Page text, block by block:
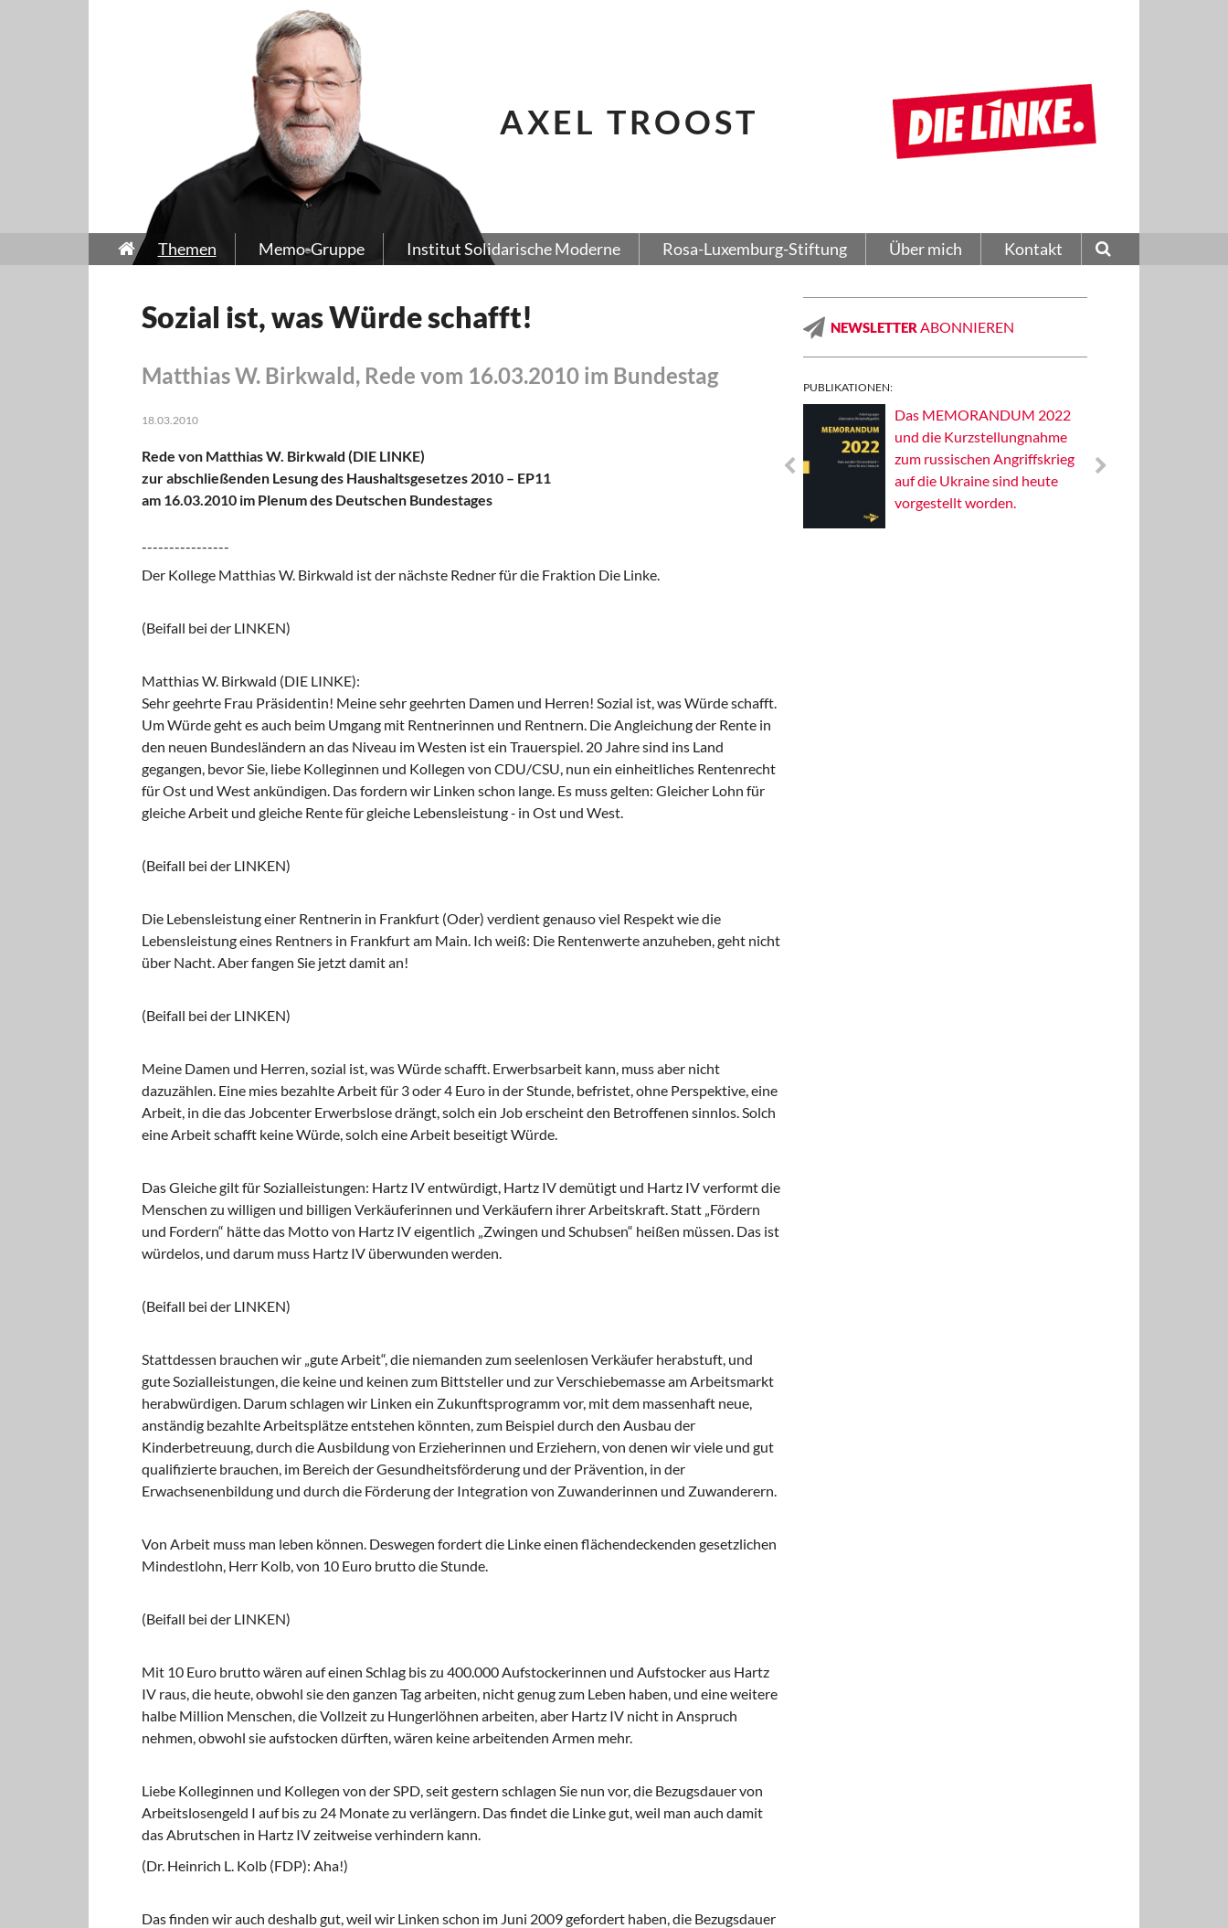
AXEL TROOST
Themen Memo-Gruppe Institut Solidarische Moderne Rosa-Luxemburg-Stiftung Über mich Kontakt
Sozial ist, was Würde schafft!
Matthias W. Birkwald, Rede vom 16.03.2010 im Bundestag
18.03.2010
Rede von Matthias W. Birkwald (DIE LINKE)
zur abschließenden Lesung des Haushaltsgesetzes 2010 – EP11
am 16.03.2010 im Plenum des Deutschen Bundestages
----------------
Der Kollege Matthias W. Birkwald ist der nächste Redner für die Fraktion Die Linke.
(Beifall bei der LINKEN)
Matthias W. Birkwald (DIE LINKE):
Sehr geehrte Frau Präsidentin! Meine sehr geehrten Damen und Herren! Sozial ist, was Würde schafft.
Um Würde geht es auch beim Umgang mit Rentnerinnen und Rentnern. Die Angleichung der Rente in
den neuen Bundesländern an das Niveau im Westen ist ein Trauerspiel. 20 Jahre sind ins Land
gegangen, bevor Sie, liebe Kolleginnen und Kollegen von CDU/CSU, nun ein einheitliches Rentenrecht
für Ost und West ankündigen. Das fordern wir Linken schon lange. Es muss gelten: Gleicher Lohn für
gleiche Arbeit und gleiche Rente für gleiche Lebensleistung ‑ in Ost und West.
(Beifall bei der LINKEN)
Die Lebensleistung einer Rentnerin in Frankfurt (Oder) verdient genauso viel Respekt wie die
Lebensleistung eines Rentners in Frankfurt am Main. Ich weiß: Die Rentenwerte anzuheben, geht nicht
über Nacht. Aber fangen Sie jetzt damit an!
(Beifall bei der LINKEN)
Meine Damen und Herren, sozial ist, was Würde schafft. Erwerbsarbeit kann, muss aber nicht
dazuzählen. Eine mies bezahlte Arbeit für 3 oder 4 Euro in der Stunde, befristet, ohne Perspektive, eine
Arbeit, in die das Jobcenter Erwerbslose drängt, solch ein Job erscheint den Betroffenen sinnlos. Solch
eine Arbeit schafft keine Würde, solch eine Arbeit beseitigt Würde.
Das Gleiche gilt für Sozialleistungen: Hartz IV entwürdigt, Hartz IV demütigt und Hartz IV verformt die
Menschen zu willigen und billigen Verkäuferinnen und Verkäufern ihrer Arbeitskraft. Statt „Fördern
und Fordern“ hätte das Motto von Hartz IV eigentlich „Zwingen und Schubsen“ heißen müssen. Das ist
würdelos, und darum muss Hartz IV überwunden werden.
(Beifall bei der LINKEN)
Stattdessen brauchen wir „gute Arbeit“, die niemanden zum seelenlosen Verkäufer herabstuft, und
gute Sozialleistungen, die keine und keinen zum Bittsteller und zur Verschiebemasse am Arbeitsmarkt
herabwürdigen. Darum schlagen wir Linken ein Zukunftsprogramm vor, mit dem massenhaft neue,
anständig bezahlte Arbeitsplätze entstehen könnten, zum Beispiel durch den Ausbau der
Kinderbetreuung, durch die Ausbildung von Erzieherinnen und Erziehern, von denen wir viele und gut
qualifizierte brauchen, im Bereich der Gesundheitsförderung und der Prävention, in der
Erwachsenenbildung und durch die Förderung der Integration von Zuwanderinnen und Zuwanderern.
Von Arbeit muss man leben können. Deswegen fordert die Linke einen flächendeckenden gesetzlichen
Mindestlohn, Herr Kolb, von 10 Euro brutto die Stunde.
(Beifall bei der LINKEN)
Mit 10 Euro brutto wären auf einen Schlag bis zu 400.000 Aufstockerinnen und Aufstocker aus Hartz
IV raus, die heute, obwohl sie den ganzen Tag arbeiten, nicht genug zum Leben haben, und eine weitere
halbe Million Menschen, die Vollzeit zu Hungerlöhnen arbeiten, aber Hartz IV nicht in Anspruch
nehmen, obwohl sie aufstocken dürften, wären keine arbeitenden Armen mehr.
Liebe Kolleginnen und Kollegen von der SPD, seit gestern schlagen Sie nun vor, die Bezugsdauer von
Arbeitslosengeld I auf bis zu 24 Monate zu verlängern. Das findet die Linke gut, weil man auch damit
das Abrutschen in Hartz IV zeitweise verhindern kann.
(Dr. Heinrich L. Kolb (FDP): Aha!)
Das finden wir auch deshalb gut, weil wir Linken schon im Juni 2009 gefordert haben, die Bezugsdauer
NEWSLETTER ABONNIEREN
PUBLIKATIONEN:
Das MEMORANDUM 2022
und die Kurzstellungnahme
zum russischen Angriffskrieg
auf die Ukraine sind heute
vorgestellt worden.